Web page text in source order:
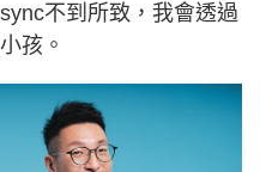
不到所致，我會透過
孩。